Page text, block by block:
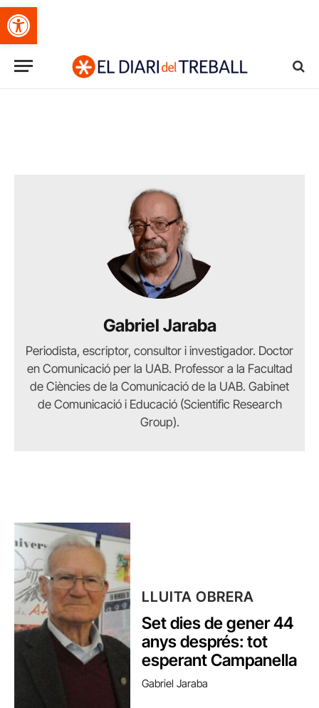
Obre la barra d'eines
Gabriel Jaraba
Periodista, escriptor, consultor i investigador. Doctor
en Comunicació per la UAB. Professor a la Facultad
de Ciències de la Comunicació de la UAB. Gabinet
de Comunicació i Educació (Scientific Research
Group).
LLUITA OBRERA
Set dies de gener 44
anys després: tot
esperant Campanella
Gabriel Jaraba